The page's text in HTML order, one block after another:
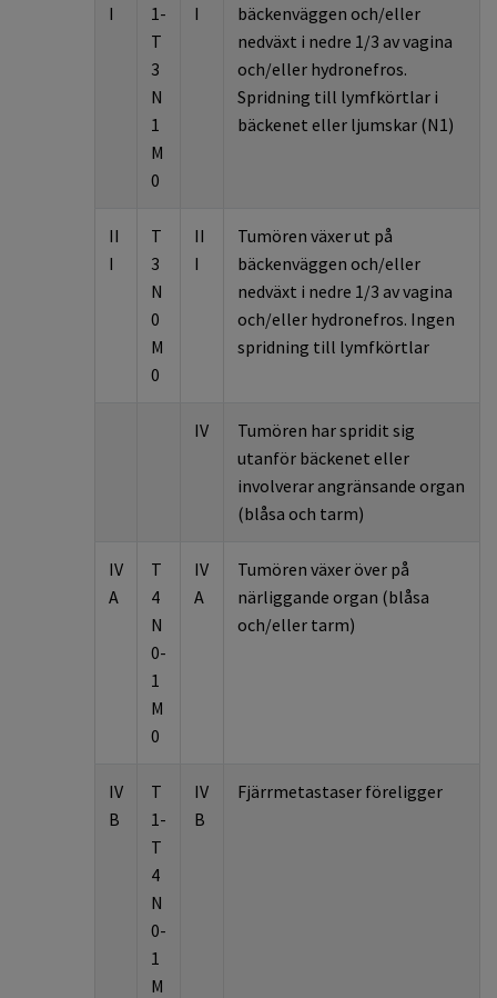
I
1-
T
3
N
1
M
0
I
bäckenväggen och/eller
nedväxt i nedre 1/3 av vagina
och/eller hydronefros.
Spridning till lymfkörtlar i
bäckenet eller ljumskar (N1)
II
I
T
3
N
0
M
0
II
I
Tumören växer ut på
bäckenväggen och/eller
nedväxt i nedre 1/3 av vagina
och/eller hydronefros. Ingen
spridning till lymfkörtlar
IV
Tumören har spridit sig
utanför bäckenet eller
involverar angränsande organ
(blåsa och tarm)
IV
A
T
4
N
0-
1
M
0
IV
A
Tumören växer över på
närliggande organ (blåsa
och/eller tarm)
IV
B
T
1-
T
4
N
0-
1
M
IV
B
Fjärrmetastaser föreligger